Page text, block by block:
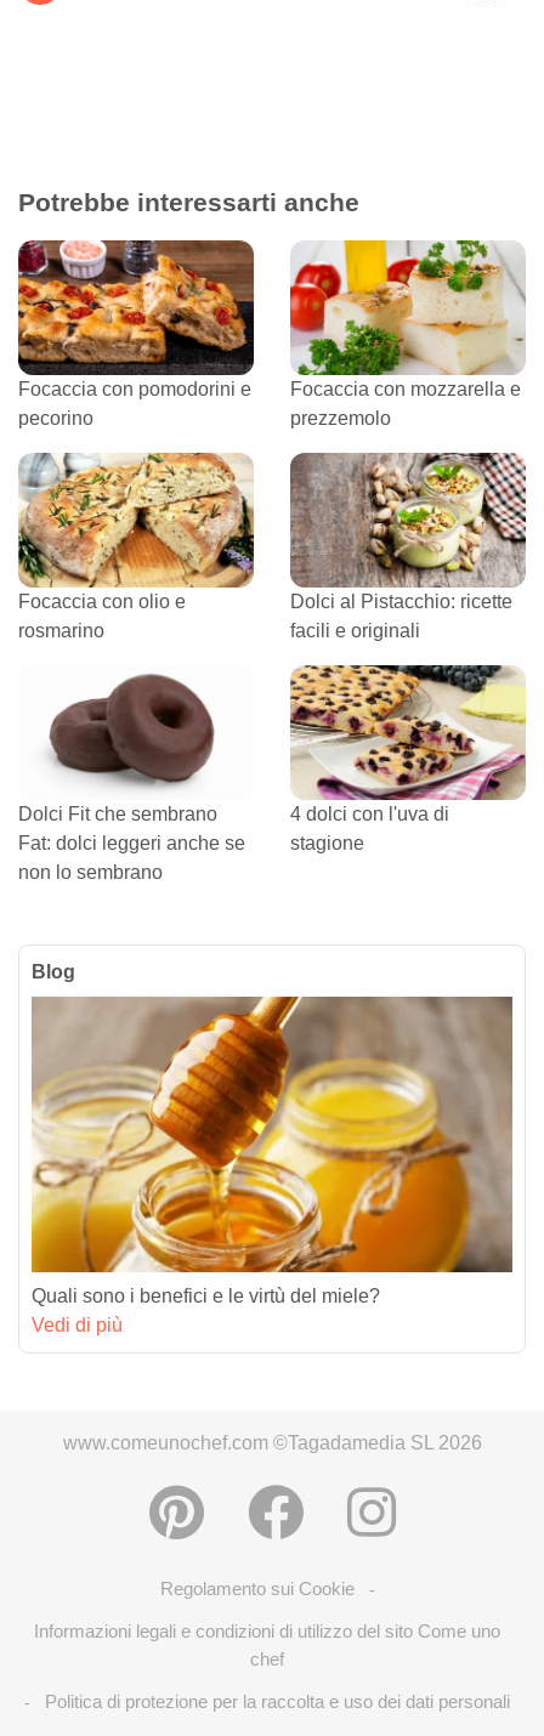
Potrebbe interessarti anche
Focaccia con pomodorini e
pecorino
Focaccia con mozzarella e
prezzemolo
Focaccia con olio e
rosmarino
Dolci al Pistacchio: ricette
facili e originali
Dolci Fit che sembrano
Fat: dolci leggeri anche se
non lo sembrano
4 dolci con l'uva di
stagione
Blog
Quali sono i benefici e le virtù del miele?
Vedi di più
www.comeunochef.com ©Tagadamedia SL 2026
Regolamento sui Cookie -
Informazioni legali e condizioni di utilizzo del sito Come uno
chef
- Politica di protezione per la raccolta e uso dei dati personali